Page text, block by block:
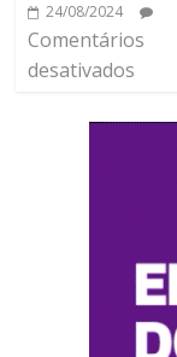
24/08/2024
Comentários
desativados